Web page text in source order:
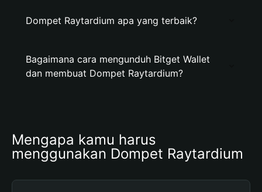
Dompet Raytardium apa yang terbaik?
Bagaimana cara mengunduh Bitget Wallet
dan membuat Dompet Raytardium?
Mengapa kamu harus
menggunakan Dompet Raytardium